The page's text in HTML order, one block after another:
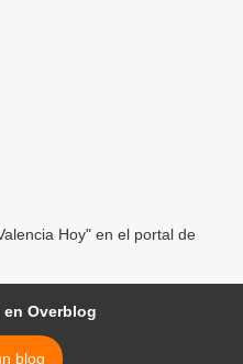
Hoy" en el portal de
Overblog
blog